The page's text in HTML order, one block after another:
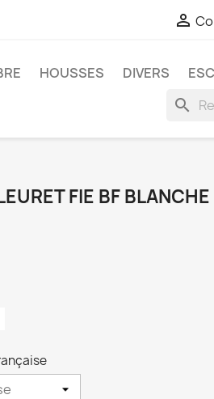

HOUSSES DIVERS
search
FIE BF BLANCHE